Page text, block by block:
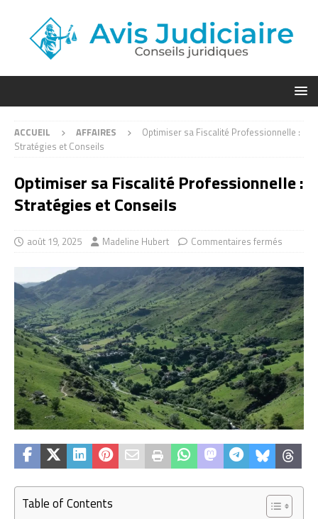
ACCUEIL AFFAIRES
Optimiser sa Fiscalité Professionnelle :
Stratégies et Conseils
Optimiser sa Fiscalité Professionnelle :
Stratégies et Conseils
août 19, 2025 Madeline Hubert Commentaires fermés
Table of Contents